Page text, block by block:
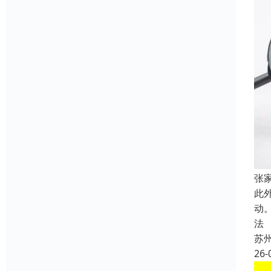
张
此
动
法
苏
26-